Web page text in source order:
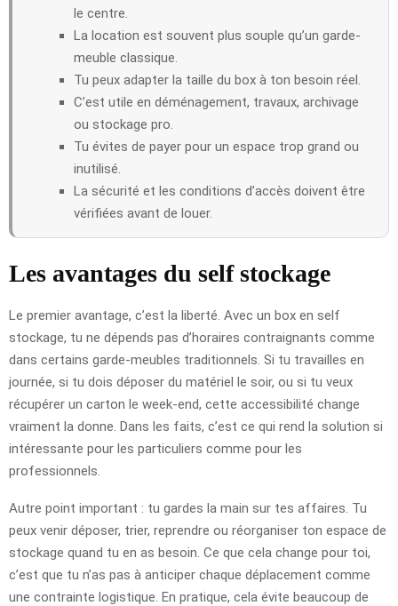
le centre.
La location est souvent plus souple qu’un garde-
meuble classique.
Tu peux adapter la taille du box à ton besoin réel.
C’est utile en déménagement, travaux, archivage
ou stockage pro.
Tu évites de payer pour un espace trop grand ou
inutilisé.
La sécurité et les conditions d’accès doivent être
vérifiées avant de louer.
Les avantages du self stockage
Le premier avantage, c’est la liberté. Avec un box en self
stockage, tu ne dépends pas d’horaires contraignants comme
dans certains garde-meubles traditionnels. Si tu travailles en
journée, si tu dois déposer du matériel le soir, ou si tu veux
récupérer un carton le week-end, cette accessibilité change
vraiment la donne. Dans les faits, c’est ce qui rend la solution si
intéressante pour les particuliers comme pour les
professionnels.
Autre point important : tu gardes la main sur tes affaires. Tu
peux venir déposer, trier, reprendre ou réorganiser ton espace de
stockage quand tu en as besoin. Ce que cela change pour toi,
c’est que tu n’as pas à anticiper chaque déplacement comme
une contrainte logistique. En pratique, cela évite beaucoup de